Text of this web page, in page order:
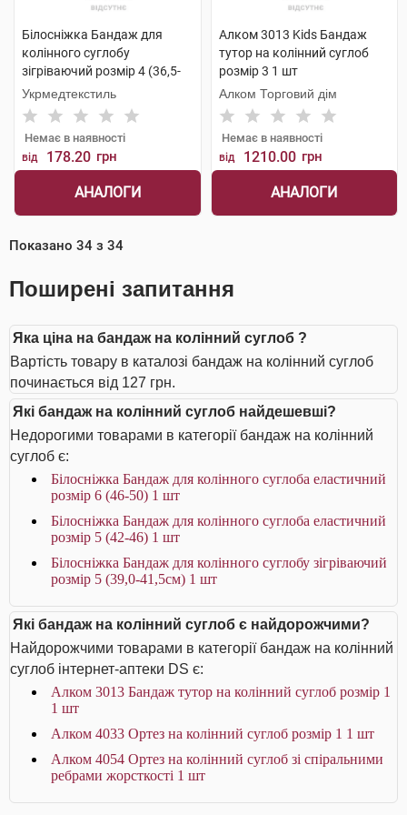
Білосніжка Бандаж для
колінного суглобу
зігріваючий розмір 4 (36,5-
39,0см) 1 шт
Укрмедтекстиль
Немає в наявності
від 178.20 грн
АНАЛОГИ
Алком 3013 Kids Бандаж
тутор на колінний суглоб
розмір 3 1 шт
Алком Торговий дім
Немає в наявності
від 1210.00 грн
АНАЛОГИ
Показано 34 з 34
Поширені запитання
Яка ціна на бандаж на колінний суглоб ?
Вартість товару в каталозі бандаж на колінний суглоб
починається від 127 грн.
Які бандаж на колінний суглоб найдешевші?
Недорогими товарами в категорії бандаж на колінний
суглоб є:
Білосніжка Бандаж для колінного суглоба еластичний
розмір 6 (46-50) 1 шт
Білосніжка Бандаж для колінного суглоба еластичний
розмір 5 (42-46) 1 шт
Білосніжка Бандаж для колінного суглобу зігріваючий
розмір 5 (39,0-41,5см) 1 шт
Які бандаж на колінний суглоб є найдорожчими?
Найдорожчими товарами в категорії бандаж на колінний
суглоб інтернет-аптеки DS є:
Алком 3013 Бандаж тутор на колінний суглоб розмір 1
1 шт
Алком 4033 Ортез на колінний суглоб розмір 1 1 шт
Алком 4054 Ортез на колінний суглоб зі спіральними
ребрами жорсткості 1 шт